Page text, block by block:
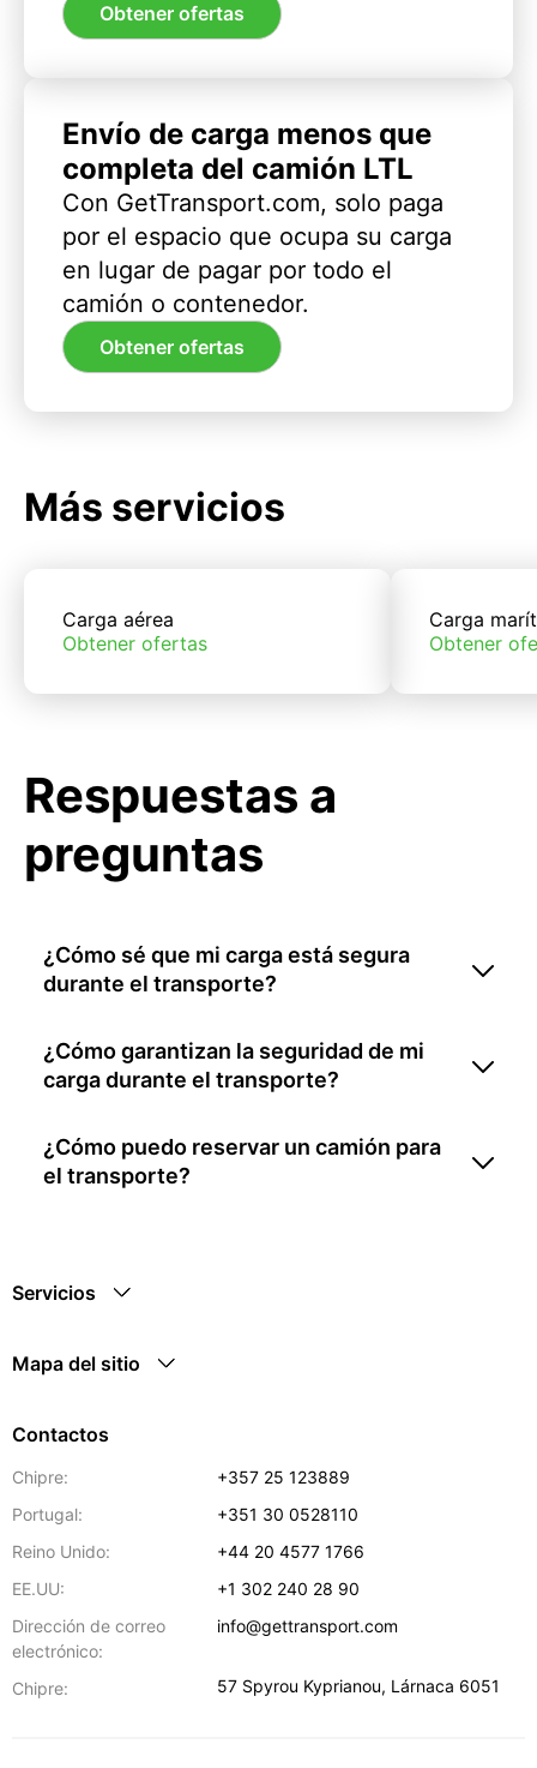
Obtener ofertas
Envío de carga menos que
completa del camión LTL
Con GetTransport.com, solo paga
por el espacio que ocupa su carga
en lugar de pagar por todo el
camión o contenedor.
Obtener ofertas
Más servicios
Carga aérea
Obtener ofertas
Carga
Obtener
Respuestas a
preguntas
¿Cómo sé que mi carga está segura
durante el transporte?
¿Cómo garantizan la seguridad de mi
carga durante el transporte?
¿Cómo puedo reservar un camión para
el transporte?
Servicios
Mapa del sitio
Contactos
Chipre:
+357 25 123889
Portugal:
+351 30 0528110
Reino Unido:
+44 20 4577 1766
EE.UU:
+1 302 240 28 90
Dirección de correo
electrónico:
info@gettransport.com
Chipre: 57 Spyrou Kyprianou, Lárnaca 6051